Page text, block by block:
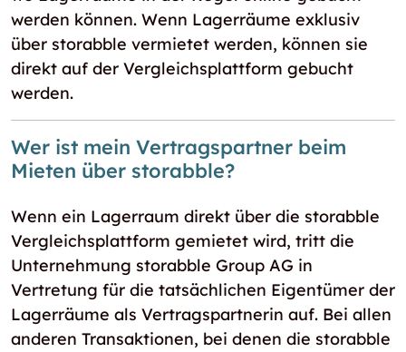
werden können. Wenn Lagerräume exklusiv
über storabble vermietet werden, können sie
direkt auf der Vergleichsplattform gebucht
werden.
Wer ist mein Vertragspartner beim
Mieten über storabble?
Wenn ein Lagerraum direkt über die storabble
Vergleichsplattform gemietet wird, tritt die
Unternehmung storabble Group AG in
Vertretung für die tatsächlichen Eigentümer der
Lagerräume als Vertragspartnerin auf. Bei allen
anderen Transaktionen, bei denen die storabble